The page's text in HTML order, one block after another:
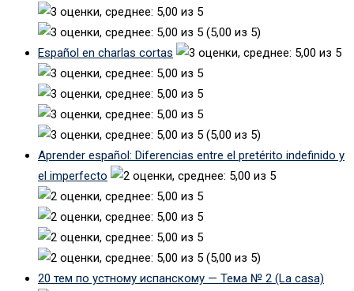
(5,00 из 5)
Español en charlas cortas
(5,00 из 5)
Aprender español: Diferencias entre el pretérito indefinido y
el imperfecto
(5,00 из 5)
20 тем по устному испанскому — Тема № 2 (La casa)